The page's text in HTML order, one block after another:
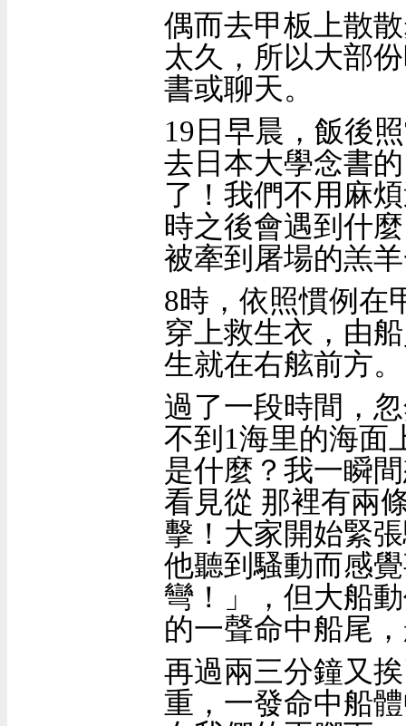
偶而去甲板上散
太久，所以大部
書或聊天。
19 日早晨，飯後
去日本大學念書
了！我們不用麻
時之後會遇到什
被牽到屠場的羔
8時，依照慣例在
穿上救生衣，由
生就在右舷前方。
過了一段時間，
不到 1海里的海面
是什麼？我一瞬
看見從 那裡有兩
擊！大家開始緊
他聽到騷動而感
彎！」，但大船
的一聲命中船尾
再過兩三分鐘又
重，一發命中船